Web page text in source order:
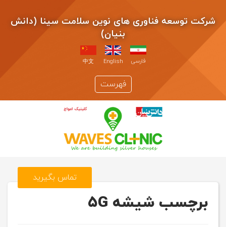
شرکت توسعه فناوری های نوین سلامت سینا (دانش
بنیان)
فارسی English
中文
فهرست
برچسب شیشه ۵G
تماس بگیرید